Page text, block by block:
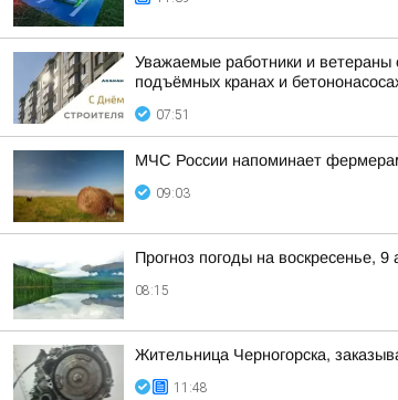
Уважаемые работники и ветераны
подъёмных кранах и
07:51
МЧС России напоминает
09:03
Прогноз погоды на воскресенье, 9
08:15
Жительница Черногорска,
11:48